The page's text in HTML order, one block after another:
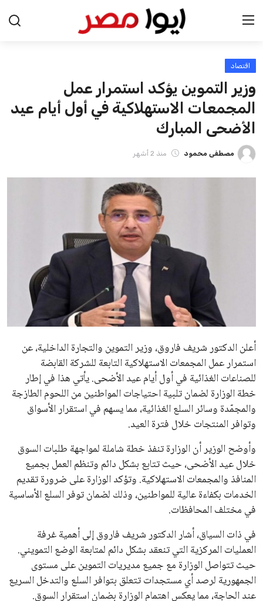
الرئيسية
اخبار مصر
عرب وعالم
اقتصاد
علوم وتكنولوجيا
المرأة والجمال
محافظات
اقتصاد
وزير التموين يؤكد استمرار عمل
المجمعات الاستهلاكية في أول أيام عيد
الأضحى المبارك
مصطفى محمود منذ 2 أشهر
أعلن الدكتور شريف فاروق، وزير التموين والتجارة الداخلية، عن
استمرار عمل المجمعات الاستهلاكية التابعة للشركة القابضة
للصناعات الغذائية في أول أيام عيد الأضحى. يأتي هذا في إطار
خطة الوزارة لضمان تلبية احتياجات المواطنين من اللحوم الطازجة
والمجمّدة وسائر السلع الغذائية، مما يسهم في استقرار الأسواق
وتوافر المنتجات خلال فترة العيد.
وأوضح الوزير أن الوزارة تنفذ خطة شاملة لمواجهة طلبات السوق
خلال عيد الأضحى، حيث تتابع بشكل دائم وتنظم العمل بجميع
المنافذ والمجمعات الاستهلاكية. وتؤكد الوزارة على ضرورة تقديم
الخدمات بكفاءة عالية للمواطنين، وذلك لضمان توفر السلع الأساسية
في مختلف المحافظات.
في ذات السياق، أشار الدكتور شريف فاروق إلى أهمية غرفة
العمليات المركزية التي تنعقد بشكل دائم لمتابعة الوضع التمويني.
حيث تتواصل الوزارة مع جميع مديريات التموين على مستوى
الجمهورية لرصد أي مستجدات تتعلق بتوافر السلع والتدخل السريع
عند الحاجة، مما يعكس اهتمام الوزارة بضمان استقرار السوق.